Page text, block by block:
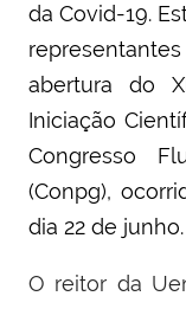
da Covid-19.
abertura do
Iniciação
Congresso
(Conpg),
dia 22 de junho.
O reitor da